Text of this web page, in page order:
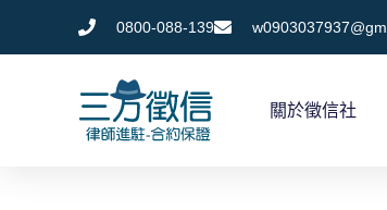
至
0800-088-139
關於徵信社